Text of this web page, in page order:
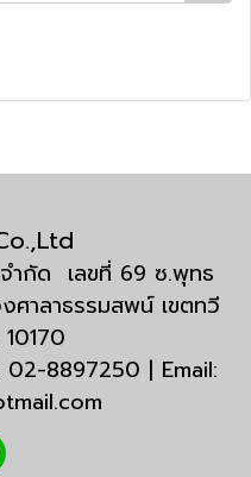
ำกัด เลขที่ 69 ซ.พุทธ
าลาธรรมสพน์ เขตทวี
8897250 | Email: